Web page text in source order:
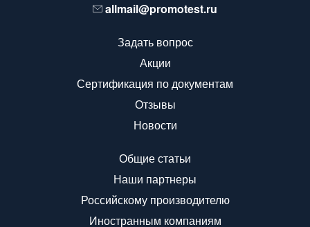
allmail@promotest.ru
Задать вопрос
Акции
Сертификация по документам
Отзывы
Новости
Общие статьи
Наши партнеры
Российскому производителю
Иностранным компаниям